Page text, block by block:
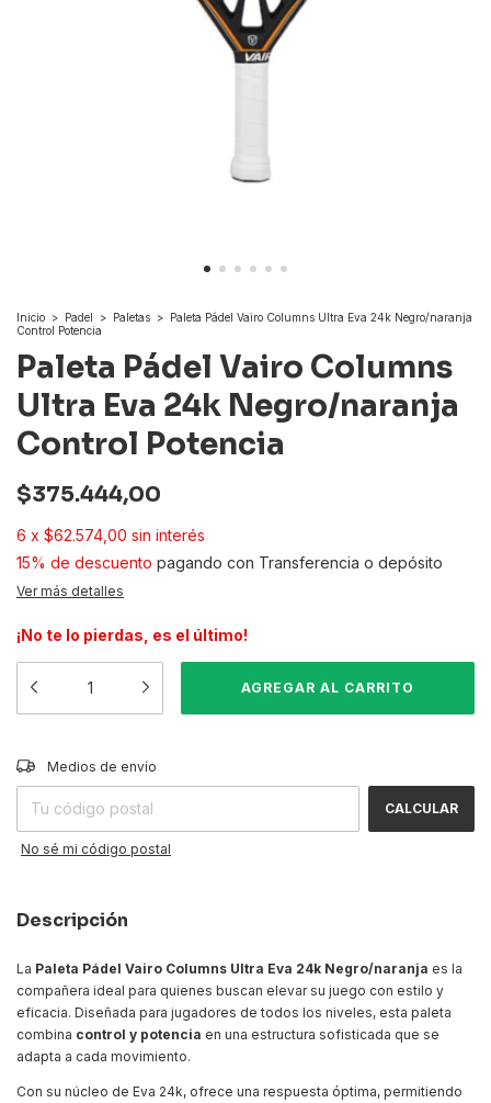
Inicio > Padel > Paletas > Paleta Pádel Vairo Columns Ultra Eva 24k Negro/naranja
Control Potencia
Paleta Pádel Vairo Columns
Ultra Eva 24k Negro/naranja
Control Potencia
$375.444,00
6 x $62.574,00 sin interés
15% de descuento pagando con Transferencia o depósito
Ver más detalles
¡No te lo pierdas, es el último!
Entregas para el CP:
Medios de envío
CALCULAR
No sé mi código postal
Descripción
La Paleta Pádel Vairo Columns Ultra Eva 24k Negro/naranja es la
compañera ideal para quienes buscan elevar su juego con estilo y
eficacia. Diseñada para jugadores de todos los niveles, esta paleta
combina control y potencia en una estructura sofisticada que se
adapta a cada movimiento.
Con su núcleo de Eva 24k, ofrece una respuesta óptima, permitiendo